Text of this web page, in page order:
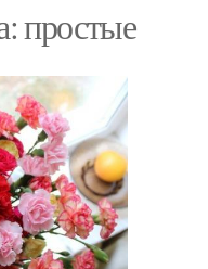
простые